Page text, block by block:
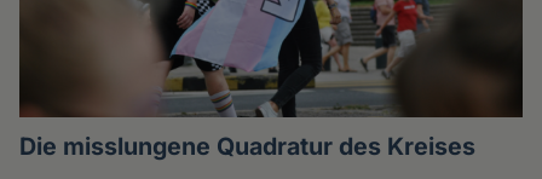
Die misslungene Quadratur des Kreises